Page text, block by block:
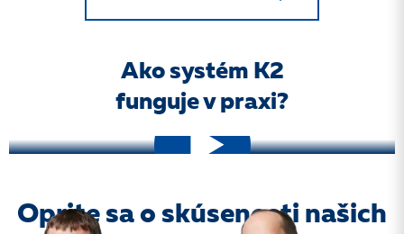
Ako systém K2
funguje v praxi?
Oprite sa o skúsenosti našich